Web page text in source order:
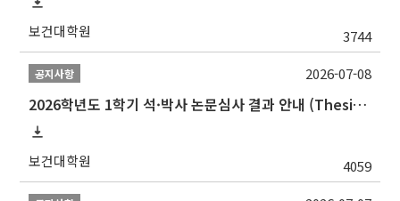
보건대학원 3744
공지사항
2026학년도 1학기 석·박사 논문심사 결과 안내 (Thesis Defense Result)
보건대학원 4059
2026-07-08